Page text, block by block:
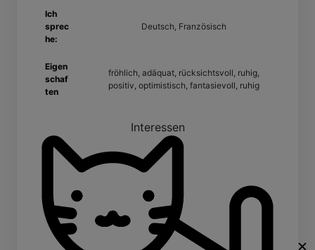
Ich
sprec
he:
Deutsch, Französisch
Eigen
schaf
ten
fröhlich, adäquat, rücksichtsvoll, ruhig,
positiv, optimistisch, fantasievoll, ruhig
Interessen
✕